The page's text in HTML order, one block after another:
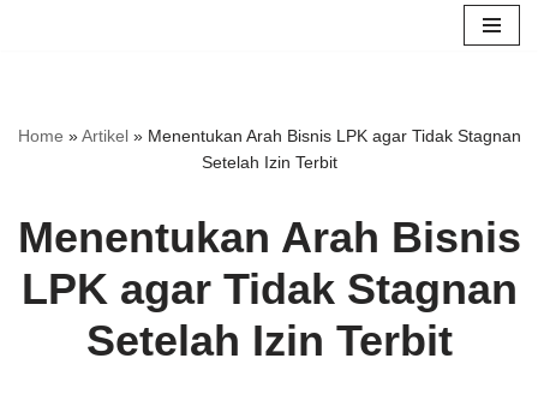
Home »Artikel» Menentukan Arah Bisnis LPK agar Tidak Stagnan
Setelah Izin Terbit
Menentukan Arah Bisnis
LPK agar Tidak Stagnan
Setelah Izin Terbit